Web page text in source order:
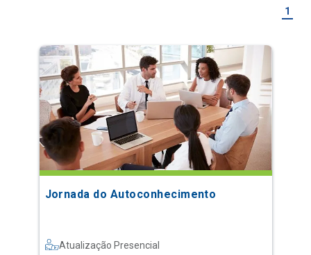
1
Jornada do Autoconhecimento
Atualização Presencial